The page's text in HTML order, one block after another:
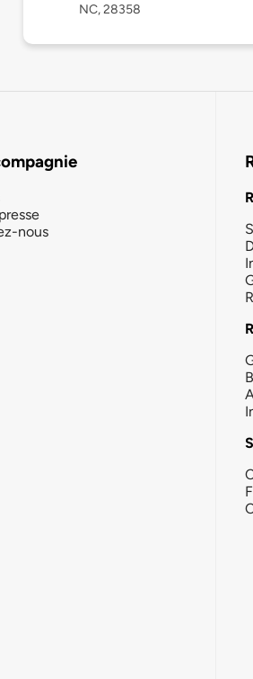
NC, 28358
nous